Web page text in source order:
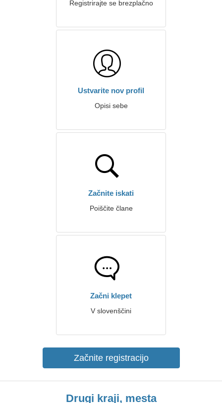
Registrirajte se brezplačno
Ustvarite nov profil
Opisi sebe
Začnite iskati
Poiščite člane
Začni klepet
V slovenščini
Začnite registracijo
Drugi kraji, mesta